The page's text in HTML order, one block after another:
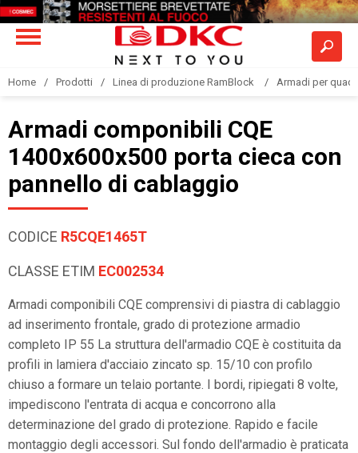
Home Prodotti Linea di produzione RamBlock Armadi per
Armadi componibili CQE
1400x600x500 porta cieca con
pannello di cablaggio
CODICE R5CQE1465T
CLASSE ETIM EC002534
Armadi componibili CQE comprensivi di piastra di cablaggio
ad inserimento frontale, grado di protezione armadio
completo IP 55 La struttura dell'armadio CQE è costituita da
profili in lamiera d'acciaio zincato sp. 15/10 con profilo
chiuso a formare un telaio portante. I bordi, ripiegati 8 volte,
impediscono l'entrata di acqua e concorrono alla
determinazione del grado di protezione. Rapido e facile
montaggio degli accessori. Sul fondo dell'armadio è praticata